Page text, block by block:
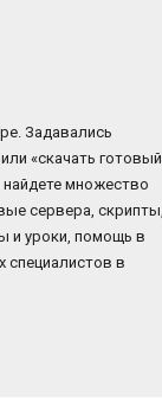
Задавались
«скачать готовый
множество
сервера, скрипты,
и уроки, помощь в
специалистов в